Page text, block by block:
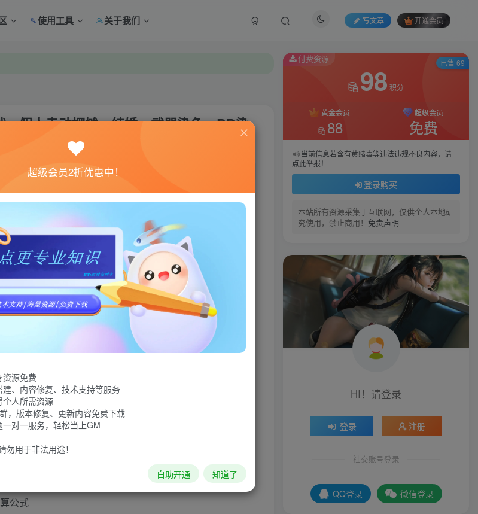
使用工具 关于我们 写文章 开通会员
假人走动摆摊，结婚，武器染色，BB染
2031 13
，假人走动摆摊，结婚，武器染色，BB染
,调整野外怪物属性及大雁塔怪物属性异常的bug
仙玉比例1:100
率小幅提高无级别产出率
法修正,捉鬼怪物数据奖励算法修正,妖魔鬼怪属性算法修
励算法修正
回的bug，坐骑翻页按钮修复
公式
付费资源
98 积分
黄金会员
88
超级会员
免费
当前信息若含有黄赌毒等违法违规不良内容，请
点此举报！
登录购买
本站所有资源采集于互联网，仅供个人本地研
究使用，禁止商用！ 免责声明
已售 69
HI！请登录
登录 注册
社交账号登录
QQ登录 微信登录
超级会员2折优惠中！
资源免费
、内容修复、技术支持等服务
个人所需资源
，版本修复、更新内容免费下载
对一服务，轻松当上GM
用于非法用途！
自助开通 知道了